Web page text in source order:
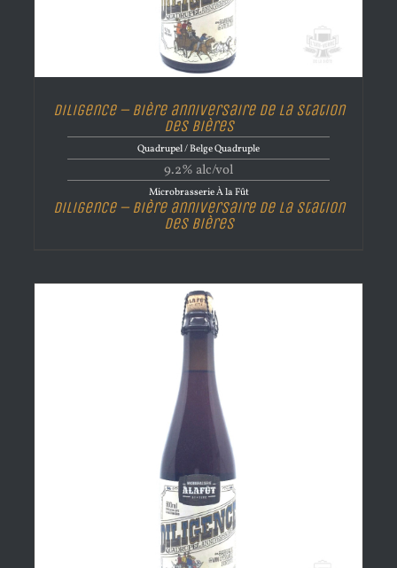
Diligence – Bière anniversaire de la Station
des Bières
Quadrupel / Belge Quadruple
9.2% alc/vol
Microbrasserie À la Fût
Diligence – Bière anniversaire de la Station
des Bières